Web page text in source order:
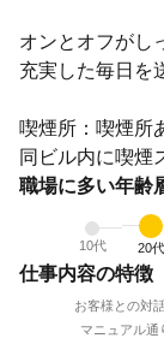
オンとオフがし
充実した毎日を
喫煙所：喫煙所
同ビル内に喫煙
職場に多い年齢
10代 20代
仕事内容の特徴
お客様との対
マニュアル通